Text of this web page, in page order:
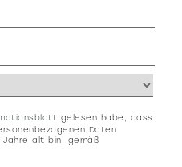
gelesen habe, dass
Daten
Jahre alt bin, gemäß